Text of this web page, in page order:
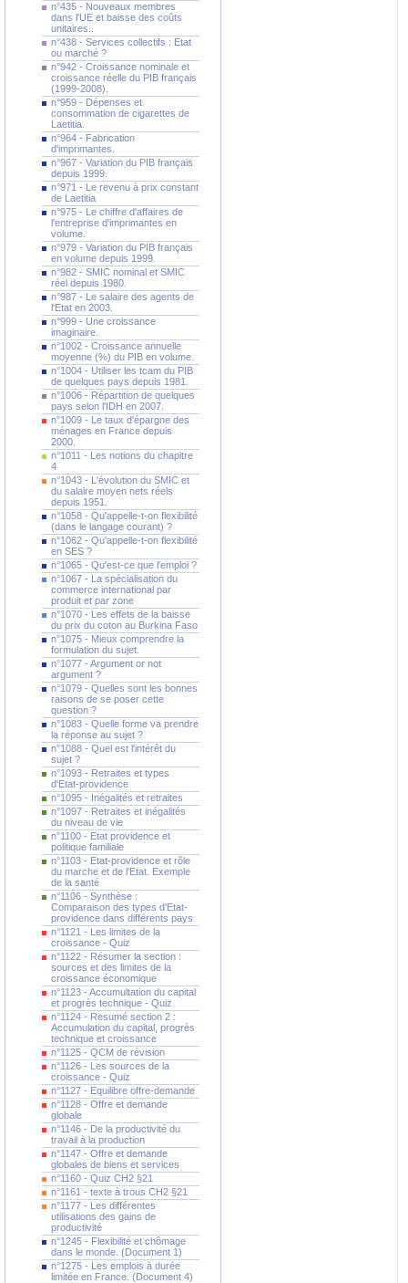
n°435 - Nouveaux membres
dans l'UE et baisse des coûts
unitaires..
n°438 - Services collectifs : Etat
ou marché ?
n°942 - Croissance nominale et
croissance réelle du PIB français
(1999-2008).
n°959 - Dépenses et
consommation de cigarettes de
Laetitia.
n°964 - Fabrication
d'imprimantes.
n°967 - Variation du PIB français
depuis 1999.
n°971 - Le revenu à prix constant
de Laetitia
n°975 - Le chiffre d'affaires de
l'entreprise d'imprimantes en
volume.
n°979 - Variation du PIB français
en volume depuis 1999.
n°982 - SMIC nominal et SMIC
réel depuis 1980.
n°987 - Le salaire des agents de
l'Etat en 2003.
n°999 - Une croissance
imaginaire.
n°1002 - Croissance annuelle
moyenne (%) du PIB en volume.
n°1004 - Utiliser les tcam du PIB
de quelques pays depuis 1981.
n°1006 - Répartition de quelques
pays selon l'IDH en 2007.
n°1009 - Le taux d'épargne des
ménages en France depuis
2000.
n°1011 - Les notions du chapitre
4
n°1043 - L'évolution du SMIC et
du salaire moyen nets réels
depuis 1951.
n°1058 - Qu'appelle-t-on flexibilité
(dans le langage courant) ?
n°1062 - Qu'appelle-t-on flexibilité
en SES ?
n°1065 - Qu'est-ce que l'emploi ?
n°1067 - La spécialisation du
commerce international par
produit et par zone
n°1070 - Les effets de la baisse
du prix du coton au Burkina Faso
n°1075 - Mieux comprendre la
formulation du sujet.
n°1077 - Argument or not
argument ?
n°1079 - Quelles sont les bonnes
raisons de se poser cette
question ?
n°1083 - Quelle forme va prendre
la réponse au sujet ?
n°1088 - Quel est l'intérêt du
sujet ?
n°1093 - Retraites et types
d'Etat-providence
n°1095 - Inégalités et retraites
n°1097 - Retraites et inégalités
du niveau de vie
n°1100 - Etat providence et
politique familiale
n°1103 - Etat-providence et rôle
du marche et de l'Etat. Exemple
de la santé
n°1106 - Synthèse :
Comparaison des types d'Etat-
providence dans différents pays
n°1121 - Les limites de la
croissance - Quiz
n°1122 - Résumer la section :
sources et des limites de la
croissance économique
n°1123 - Accumultation du capital
et progrès technique - Quiz
n°1124 - Resumé section 2 :
Accumulation du capital, progrès
technique et croissance
n°1125 - QCM de révision
n°1126 - Les sources de la
croissance - Quiz
n°1127 - Equilibre offre-demande
n°1128 - Offre et demande
globale
n°1146 - De la productivité du
travail à la production
n°1147 - Offre et demande
globales de biens et services
n°1160 - Quiz CH2 §21
n°1161 - texte à trous CH2 §21
n°1177 - Les différentes
utilisations des gains de
productivité
n°1245 - Flexibilité et chômage
dans le monde. (Document 1)
n°1275 - Les emplois à durée
limitée en France. (Document 4)